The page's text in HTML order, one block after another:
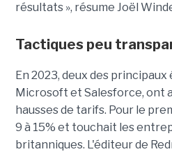
résultats », résume Joël
Tactiques peu
En 2023, deux des
Microsoft et Salesforce, ont
hausses de tarifs. Pour le
9 à 15% et touchait les
britanniques. L'éditeur de